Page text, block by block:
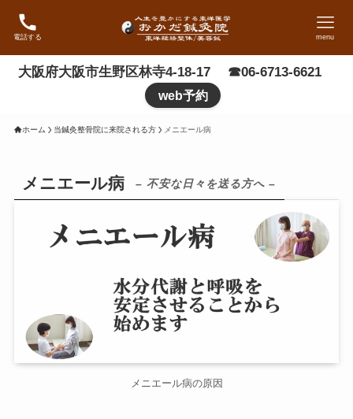
電話する menu
大阪府大阪市生野区林寺4-18-17 ☎06-6713-6621
web予約
ホーム 当鍼灸整骨院に来院される方 メニエール病
メニエール病 – 不安な日々を送る方へ –
メニエール病の原因